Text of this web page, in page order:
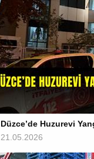
Düzce’de Huzurevi
21.05.2026